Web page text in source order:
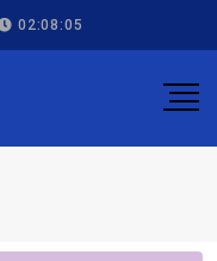
02:08:05